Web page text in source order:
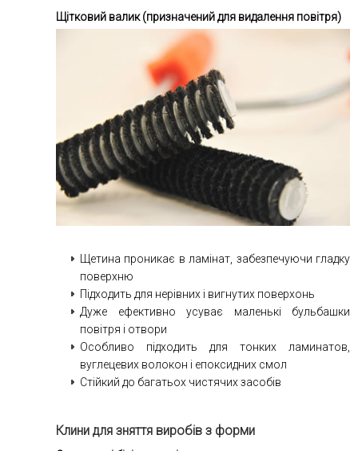
Щітковий валик (призначений для видалення повітря)
Щетина проникає в ламінат, забезпечуючи гладку
поверхню
Підходить для нерівних і вигнутих поверхонь
Дуже ефективно усуває маленькі бульбашки
повітря і отвори
Особливо підходить для тонких ламинатов,
вуглецевих волокон і епоксидних смол
Стійкий до багатьох чистячих засобів
Клини для зняття виробів з форми